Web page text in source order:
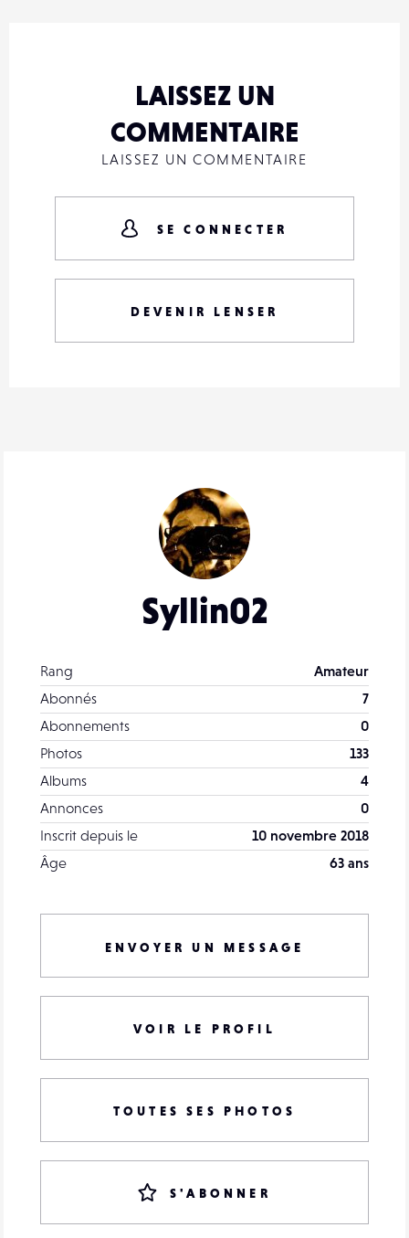
Syllin02
Rang
Amateur
Abonnés
7
Abonnements
0
Photos
133
Albums
4
Annonces
0
Inscrit depuis le
10 novembre 2018
Âge
63 ans
ENVOYER UN MESSAGE
VOIR LE PROFIL
TOUTES SES PHOTOS
S'ABONNER
LAISSEZ UN
COMMENTAIRE
LAISSEZ UN COMMENTAIRE
SE CONNECTER
DEVENIR LENSER